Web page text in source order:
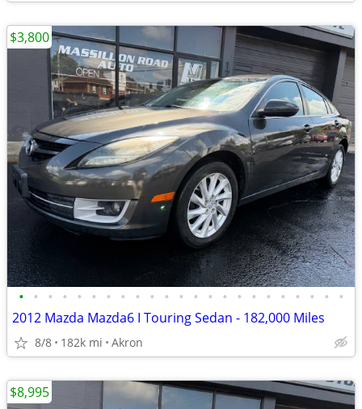
• • • • • • • • • • • • • • • • • • • • • • •
2012 Mazda Mazda6 I Touring Sedan - 182,000 Miles
8/8 182k mi Akron
$3,800
$8,995